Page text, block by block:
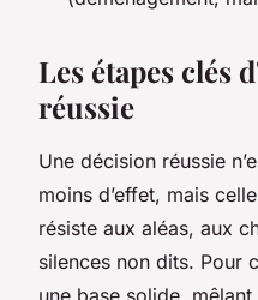
Les étapes clés
réussie
Une décision réussie
moins d’effet, mais
résiste aux aléas, aux
silences non dits. Pour
une base solide,